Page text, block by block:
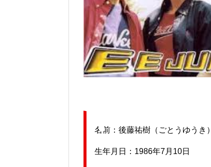
名前：後藤祐樹（ごとうゆうき）
生年月日：1986年7月10日